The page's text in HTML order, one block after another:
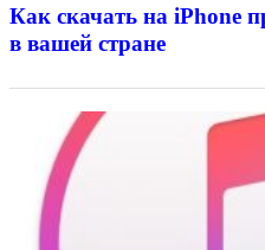
Как скачать на iPhone
в вашей стране